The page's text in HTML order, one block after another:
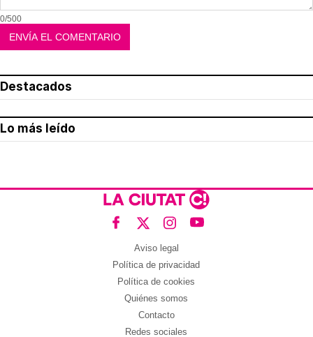
0/500
Destacados
Lo más leído
Aviso legal
Política de privacidad
Política de cookies
Quiénes somos
Contacto
Redes sociales